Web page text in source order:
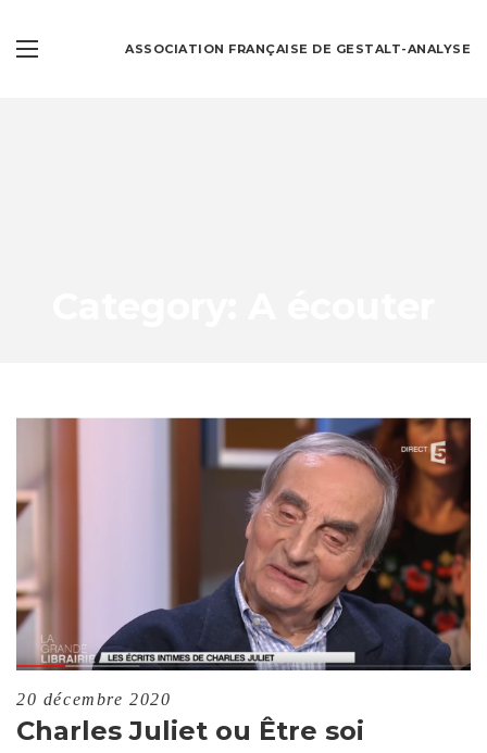
ASSOCIATION FRANÇAISE DE GESTALT-ANALYSE
20 décembre 2020
Charles Juliet ou Être soi